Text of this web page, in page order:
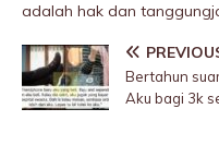
adalah hak dan
Bertahun
Aku bagi 3k